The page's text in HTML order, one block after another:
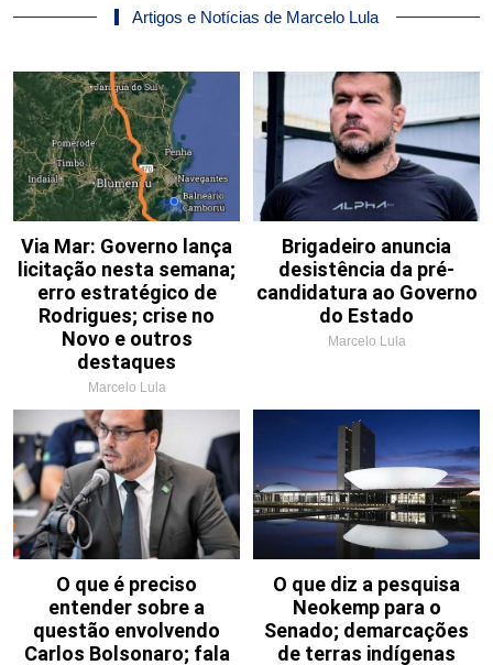
Artigos e Notícias de Marcelo Lula
Via Mar: Governo lança
licitação nesta semana;
erro estratégico de
Rodrigues; crise no
Novo e outros
destaques
Marcelo Lula
Brigadeiro anuncia
desistência da pré-
candidatura ao Governo
do Estado
Marcelo Lula
O que é preciso
entender sobre a
questão envolvendo
Carlos Bolsonaro; fala
O que diz a pesquisa
Neokemp para o
Senado; demarcações
de terras indígenas